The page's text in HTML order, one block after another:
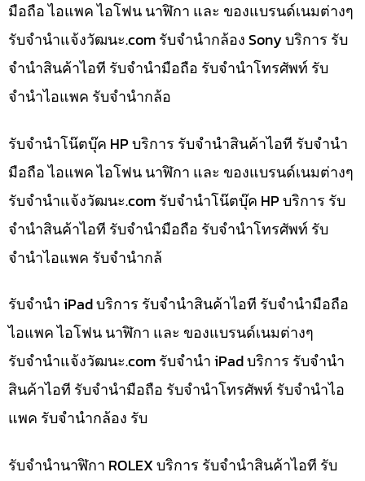
มือถือ ไอแพค ไอโฟน นาฬิกา และ ของแบรนด์เนมต่างๆ
รับจํานําแจ้งวัฒนะ.com รับจำนำกล้อง Sony บริการ รับ
จำนำสินค้าไอที รับจำนำมือถือ รับจำนำโทรศัพท์ รับ
จำนำไอแพค รับจำนำกล้อ
รับจำนำโน๊ตบุ๊ค HP บริการ รับจำนำสินค้าไอที รับจำนำ
มือถือ ไอแพค ไอโฟน นาฬิกา และ ของแบรนด์เนมต่างๆ
รับจํานําแจ้งวัฒนะ.com รับจำนำโน๊ตบุ๊ค HP บริการ รับ
จำนำสินค้าไอที รับจำนำมือถือ รับจำนำโทรศัพท์ รับ
จำนำไอแพค รับจำนำกล้
รับจำนำ iPad บริการ รับจำนำสินค้าไอที รับจำนำมือถือ
ไอแพค ไอโฟน นาฬิกา และ ของแบรนด์เนมต่างๆ
รับจํานําแจ้งวัฒนะ.com รับจำนำ iPad บริการ รับจำนำ
สินค้าไอที รับจำนำมือถือ รับจำนำโทรศัพท์ รับจำนำไอ
แพค รับจำนำกล้อง รับ
รับจำนำนาฬิกา ROLEX บริการ รับจำนำสินค้าไอที รับ